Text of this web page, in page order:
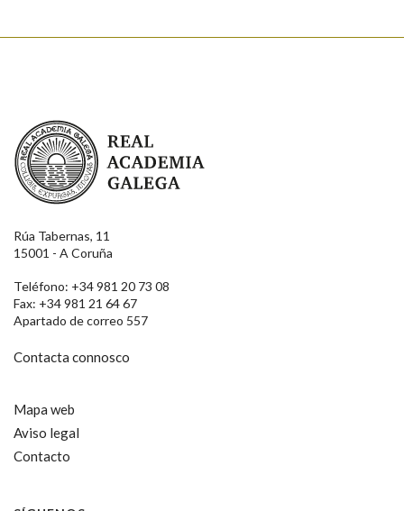
Real Academia Galega
Rúa Tabernas, 11
15001 - A Coruña
Teléfono: +34 981 20 73 08
Fax: +34 981 21 64 67
Apartado de correo 557
Contacta connosco
Mapa web
Aviso legal
Contacto